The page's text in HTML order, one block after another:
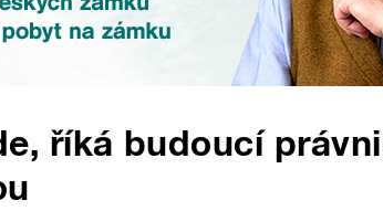
říká budoucí